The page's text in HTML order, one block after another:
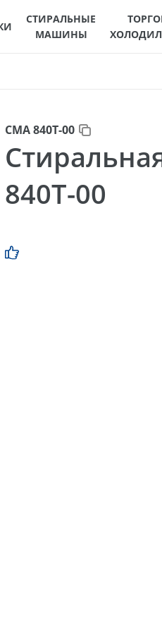
СТИРАЛЬНЫЕ
МАШИНЫ
СМА 840Т-00
840Т-00